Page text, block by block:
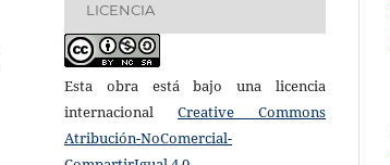
LICENCIA
Esta obra está bajo una licencia
internacional Creative Commons
Atribución-NoComercial-